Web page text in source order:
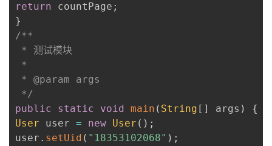
return countPage ;
}
/**
* 测试模块
*
* @param args
*/
public
static void main ( String [ ] args )
{
User user = new User ( ) ;
user . setUid ( "18353102068" ) ;